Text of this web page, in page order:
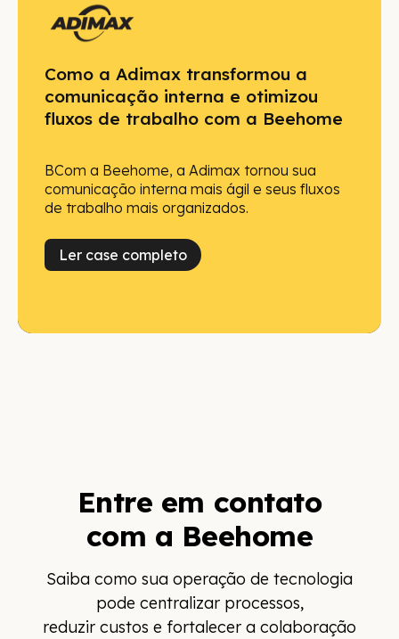
Como a Adimax transformou a
comunicação interna e otimizou
fluxos de trabalho com a Beehome
BCom a Beehome, a Adimax tornou sua
comunicação interna mais ágil e seus fluxos
de trabalho mais organizados.
Ler case completo
Entre em contato
com a Beehome
Saiba como sua operação de tecnologia
pode centralizar processos,
reduzir custos e fortalecer a colaboração